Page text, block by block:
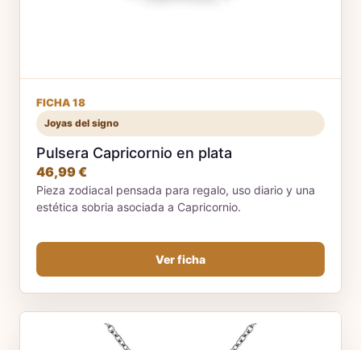
FICHA 18
Joyas del signo
Pulsera Capricornio en plata
46,99 €
Pieza zodiacal pensada para regalo, uso diario y una
estética sobria asociada a Capricornio.
Ver ficha